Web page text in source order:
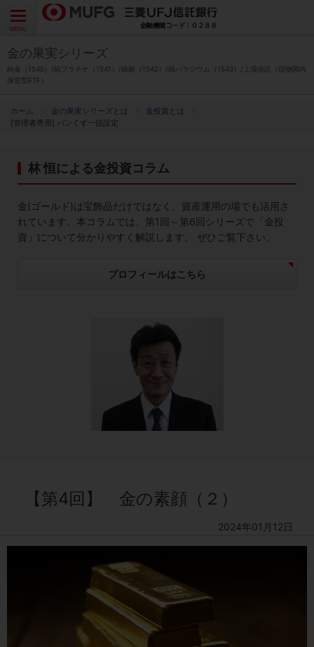
CLOSE
MENU
金の果実シリーズとは
金投資とは
[管理者専用] パンくず一括設定
林 恒による金投資コラム
金(ゴールド)は宝飾品だけではなく、資産運用の場でも活用さ
れています。本コラムでは、第1回～第6回シリーズで「金投
資」について分かりやすく解説します。 ぜひご覧下さい。
プロフィールはこちら
【第4回】 金の素顔（２）
2024年01月12日
金の果実シリーズ
純金（1540）/純プラチナ（1541）/純銀（1542）/純パラジウム（1543）/上場信託（現物国内
保管型ETF）
金の果実シリーズとは
特徴とメリット
各種お手続き
ブログ
よくあるご質問 お問い合わせ